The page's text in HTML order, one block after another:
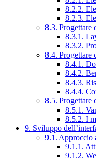
8.2.2.
8.2.3.
8.3. Progettare
8.3.1.
8.3.2.
8.4. Progettare
8.4.1.
8.4.2.
8.4.3.
8.4.4.
8.5. Progettare
8.5.1.
8.5.2. I
9. Sviluppo
9.1. Approccio
9.1.1.
9.1.2.